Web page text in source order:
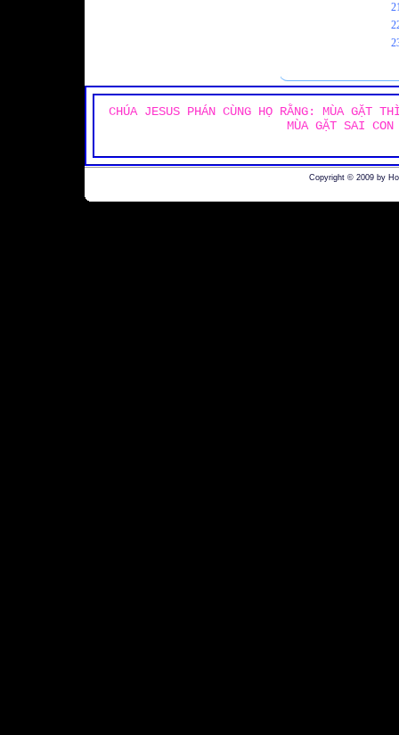
CHÚA JESUS PHÁN CÙNG HỌ RẰNG: MÙA GẶT
MÙA GẶT SAI
Copyright © 2009 by